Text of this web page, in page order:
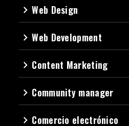
navigate_nextWeb Design
navigate_nextWeb Development
navigate_next Content Marketing
navigate_next Community manager
navigate_next Comercio electrónico